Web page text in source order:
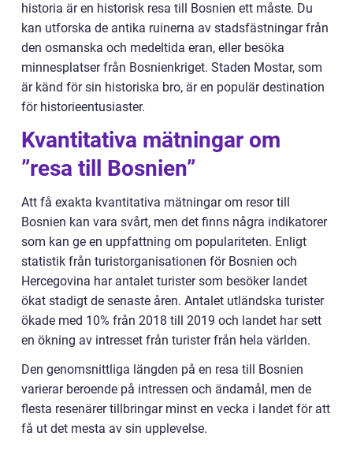
historia är en historisk resa till Bosnien ett måste. Du
kan utforska de antika ruinerna av stadsfästningar från
den osmanska och medeltida eran, eller besöka
minnesplatser från Bosnienkriget. Staden Mostar, som
är känd för sin historiska bro, är en populär destination
för historieentusiaster.
Kvantitativa mätningar om
”resa till Bosnien”
Att få exakta kvantitativa mätningar om resor till
Bosnien kan vara svårt, men det finns några indikatorer
som kan ge en uppfattning om populariteten. Enligt
statistik från turistorganisationen för Bosnien och
Hercegovina har antalet turister som besöker landet
ökat stadigt de senaste åren. Antalet utländska turister
ökade med 10% från 2018 till 2019 och landet har sett
en ökning av intresset från turister från hela världen.
Den genomsnittliga längden på en resa till Bosnien
varierar beroende på intressen och ändamål, men de
flesta resenärer tillbringar minst en vecka i landet för att
få ut det mesta av sin upplevelse.